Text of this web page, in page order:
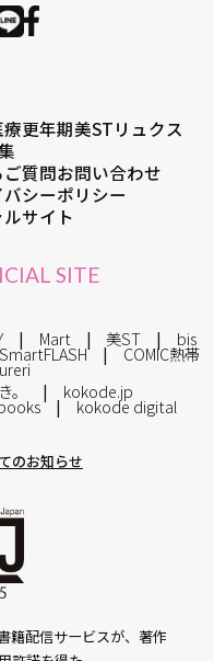
更年期美STリュクス
質問お問い合わせ
バシーポリシー
サイト
SITE
Mart 美ST bis
SmartFLASH COMIC熱帯
。 kokode.jp
kokode digital
のお知らせ
籍配信サービスが、著作